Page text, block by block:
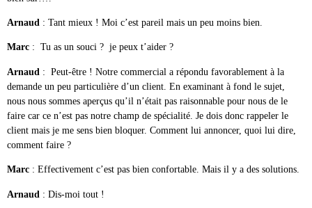
Arnaud : Tant mieux ! Moi c’est pareil mais un peu moins bien.
Marc : Tu as un souci ? je peux t’aider ?
Arnaud : Peut-être ! Notre commercial a répondu favorablement à la
demande un peu particulière d’un client. En examinant à fond le sujet,
nous nous sommes aperçus qu’il n’était pas raisonnable pour nous de le
faire car ce n’est pas notre champ de spécialité. Je dois donc rappeler le
client mais je me sens bien bloquer. Comment lui annoncer, quoi lui dire,
comment faire ?
Marc : Effectivement c’est pas bien confortable. Mais il y a des solutions.
Arnaud : Dis-moi tout !